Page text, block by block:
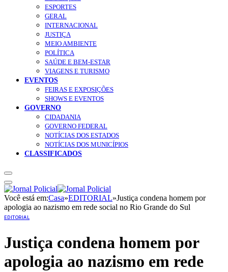
ESPORTES
GERAL
INTERNACIONAL
JUSTIÇA
MEIO AMBIENTE
POLÍTICA
SAÚDE E BEM-ESTAR
VIAGENS E TURISMO
EVENTOS
FEIRAS E EXPOSIÇÕES
SHOWS E EVENTOS
GOVERNO
CIDADANIA
GOVERNO FEDERAL
NOTÍCIAS DOS ESTADOS
NOTÍCIAS DOS MUNICÍPIOS
CLASSIFICADOS
Você está em:Casa»EDITORIAL»Justiça condena homem por
apologia ao nazismo em rede social no Rio Grande do Sul
EDITORIAL
Justiça condena homem por
apologia ao nazismo em rede